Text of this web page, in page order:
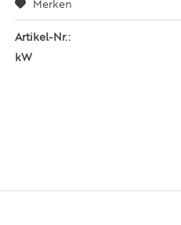
Artikel-Nr.:
kW